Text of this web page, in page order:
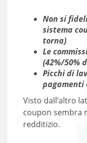
Non si
sistema
torna)
Le
(42%/50%
Picchi di
pagamenti
Visto dall’altro
coupon sembra
redditizio.